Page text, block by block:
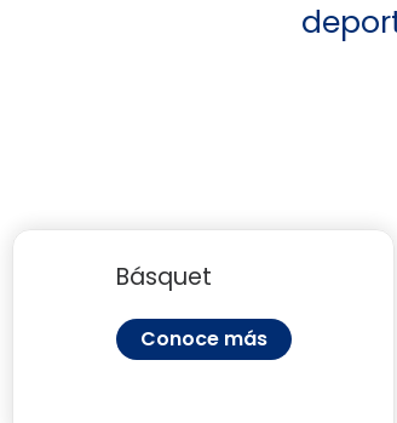
Básquet
Conoce más